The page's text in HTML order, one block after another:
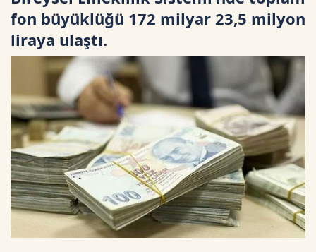
fon büyüklüğü 172 milyar 23,5 milyon
liraya ulaştı.